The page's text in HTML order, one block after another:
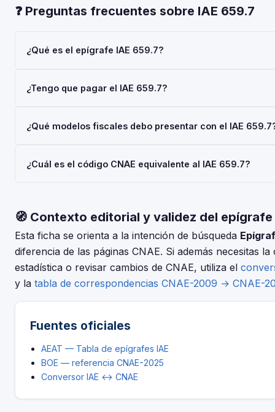
❓ Preguntas frecuentes sobre IAE 659.7
¿Qué es el epígrafe IAE 659.7?
a la Actividades Empresariales del Impuesto sobre
¿Tengo que pagar el IAE 659.7?
sociedades con cifra de negocios inferior a 1.000.000 €/
¿Qué modelos fiscales debo presentar con el IAE
Modelo 303 (IVA trimestral), Modelo 130 o 131 (IRPF).
¿Cuál es el código CNAE equivalente al IAE 659.7?
al epígrafe 659.7 — Com.men.semillas,abonos,flores,plantas.
🧭 Contexto editorial y validez del epígrafe
Esta ficha se orienta a la intención de búsqueda
diferencia de las páginas CNAE. Si además necesitas la
estadística o revisar cambios de CNAE, utiliza el
y la tabla de correspondencias CNAE-2009 → CNAE-
Fuentes oficiales
AEAT — Tabla de epígrafes IAE
BOE — referencia CNAE-2025
Conversor IAE ↔ CNAE